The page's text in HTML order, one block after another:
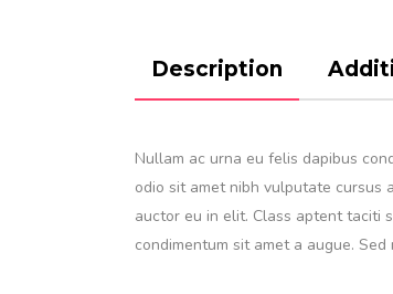
Description
Nullam ac urna eu felis dapibus
odio sit amet nibh vulputate cursus
auctor eu in elit. Class aptent taciti
condimentum sit amet a augue.